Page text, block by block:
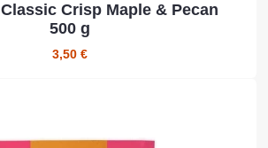
Crisp Maple & Pecan
500 g
3,50 €